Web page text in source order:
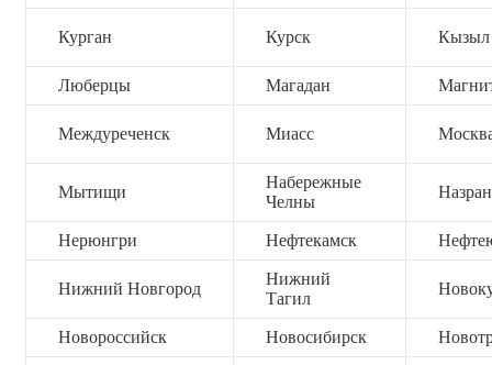
Курган Курск Кызыл
Люберцы Магадан
Междуреченск Миасс
Мытищи
Набережные
Челны
Нерюнгри Нефтекамск
Нижний Новгород
Нижний
Тагил
Новороссийск Новосибирск